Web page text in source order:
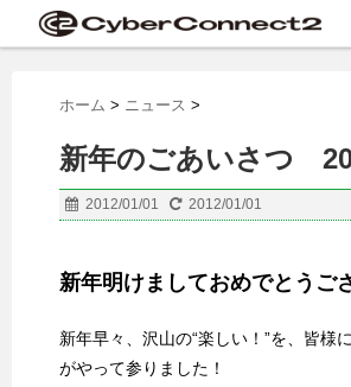
ホーム > ニュース >
新年のごあいさつ
2012/01/01 2012/01/01
新年明けましておめでとうご
新年早々、沢山の“楽しい！”を、皆様
がやって参りました！